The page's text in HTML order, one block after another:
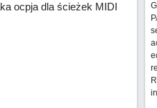
ocpja dla ścieżek MIDI